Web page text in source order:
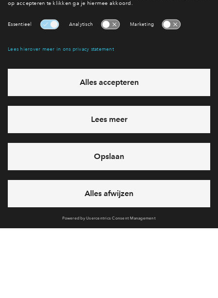
Bekijk het woningaanbod
eventuele projecten
Ja, ik wil mij aanmelden
Heb je een vraag en wil je direct antwoord? Bel ons op088-
7122659
6 dagen per week beschikbaar (behalve tijdens
vandaag van 09:00 - 18:00 uur